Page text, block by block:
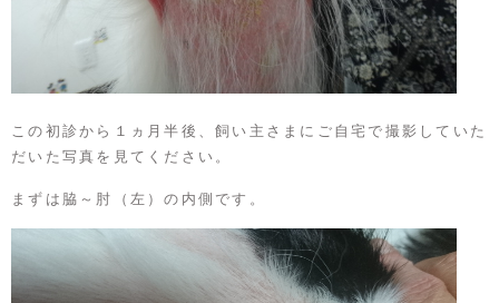
この初診から１ヵ月半後、飼い主さまにご自宅で撮影していた
だいた写真を見てください。
まずは脇～肘（左）の内側です。